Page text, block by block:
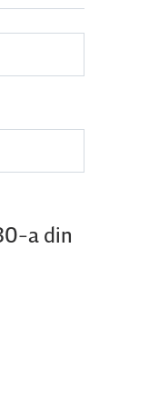
a din
Farul
Vs